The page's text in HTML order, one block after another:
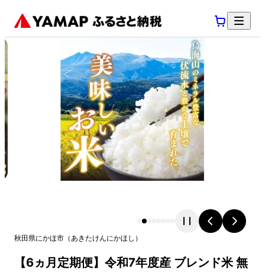
秋田県にかほ市 （あきたけんにかほし ）
【6ヵ月定期便】令和7年度産 ブレンド米 無